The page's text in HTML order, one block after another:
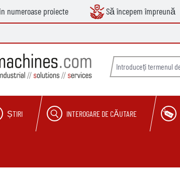
numeroase proiecte Să începem împreună
ȘTIRI INTEROGARE DE CĂUTARE